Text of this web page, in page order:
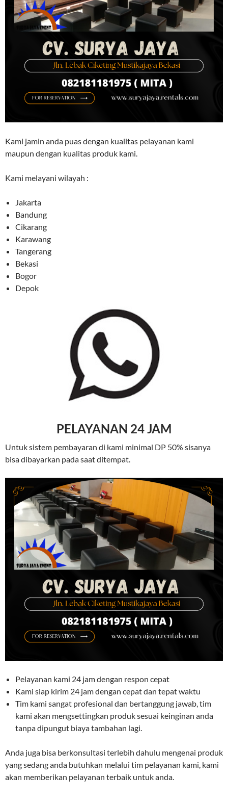
Kami jamin anda puas dengan kualitas pelayanan kami
maupun dengan kualitas produk kami.
Kami melayani wilayah :
Jakarta
Bandung
Cikarang
Karawang
Tangerang
Bekasi
Bogor
Depok
PELAYANAN 24 JAM
Untuk sistem pembayaran di kami minimal DP 50% sisanya
bisa dibayarkan pada saat ditempat.
Pelayanan kami 24 jam dengan respon cepat
Kami siap kirim 24 jam dengan cepat dan tepat waktu
Tim kami sangat profesional dan bertanggung jawab, tim
kami akan mengsettingkan produk sesuai keinginan anda
tanpa dipungut biaya tambahan lagi.
Anda juga bisa berkonsultasi terlebih dahulu mengenai produk
yang sedang anda butuhkan melalui tim pelayanan kami, kami
akan memberikan pelayanan terbaik untuk anda.